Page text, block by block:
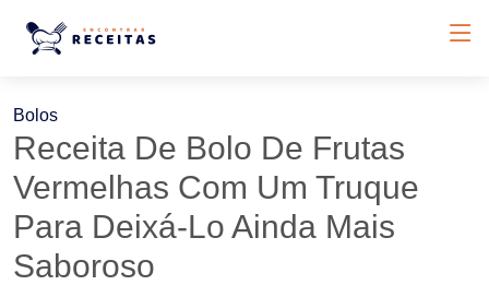
Bolos
Receita De Bolo De Frutas
Vermelhas Com Um Truque
Para Deixá-Lo Ainda Mais
Saboroso